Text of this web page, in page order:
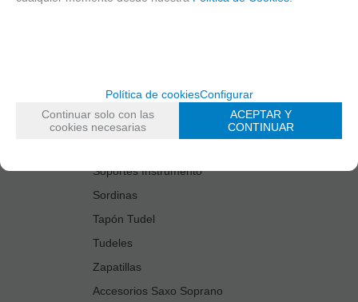
Estuches Guardacañas
Limpiadores
Protectores Boquilla
Soportes Instrumento
Sordinas
Tapón Tudel
Tudeles
Zapatillas
Accesorios Saxo Soprano
Política de cookiesConfigurar
Continuar solo con las
cookies necesarias
ACEPTAR Y
CONTINUAR